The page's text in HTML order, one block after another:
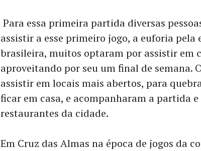
Para essa primeira partida diversas
assistir a esse primeiro jogo, a euforia pela
brasileira, muitos optaram por assistir em
aproveitando por seu um final de semana.
assistir em locais mais abertos, para
ficar em casa, e acompanharam a partida
restaurantes da cidade.
Em Cruz das Almas na época de jogos da